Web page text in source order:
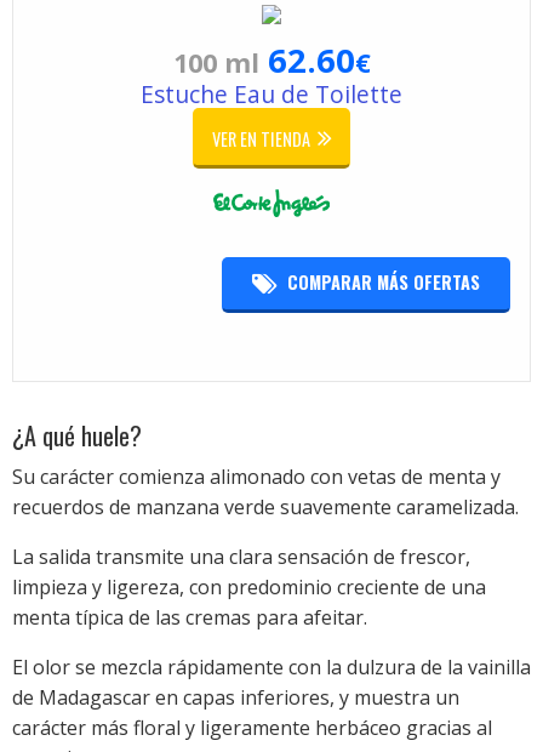
100 ml 62.60€
Estuche Eau de Toilette
VER EN TIENDA
COMPARAR MÁS OFERTAS
¿A qué huele?
Su carácter comienza alimonado con vetas de menta y
recuerdos de manzana verde suavemente caramelizada.
La salida transmite una clara sensación de frescor,
limpieza y ligereza, con predominio creciente de una
menta típica de las cremas para afeitar.
El olor se mezcla rápidamente con la dulzura de la vainilla
de Madagascar en capas inferiores, y muestra un
carácter más floral y ligeramente herbáceo gracias al